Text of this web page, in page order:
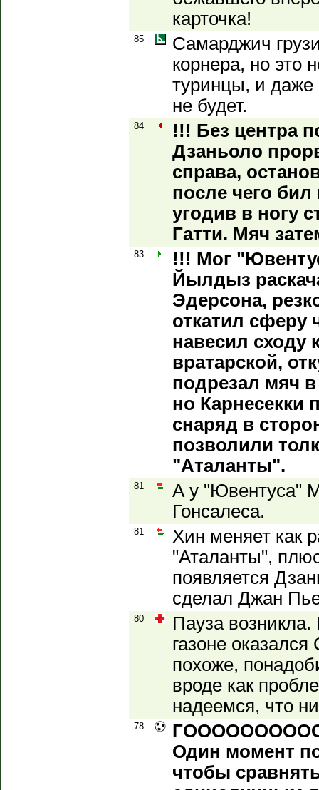
карточка!
85
Самарджич
корнера, но это
туринцы, и даже
не будет.
84
!!! Без центра
Дзаньоло
справа,
после чего
угодив в ногу
Гатти. Мяч
83
!!! Мог
Йылдыз
Эдерсона,
откатил сферу
навесил сходу
вратарской,
подрезал мяч
но Карнесекки
снаряд в
позволили
"Аталанты".
81
А у "Ювентуса"
Гонсалеса.
81
Хин меняет как
"Аталанты",
появляется
сделал Джан
80
Пауза
газоне
похоже,
вроде как
надеемся, что
78
Один момент
чтобы